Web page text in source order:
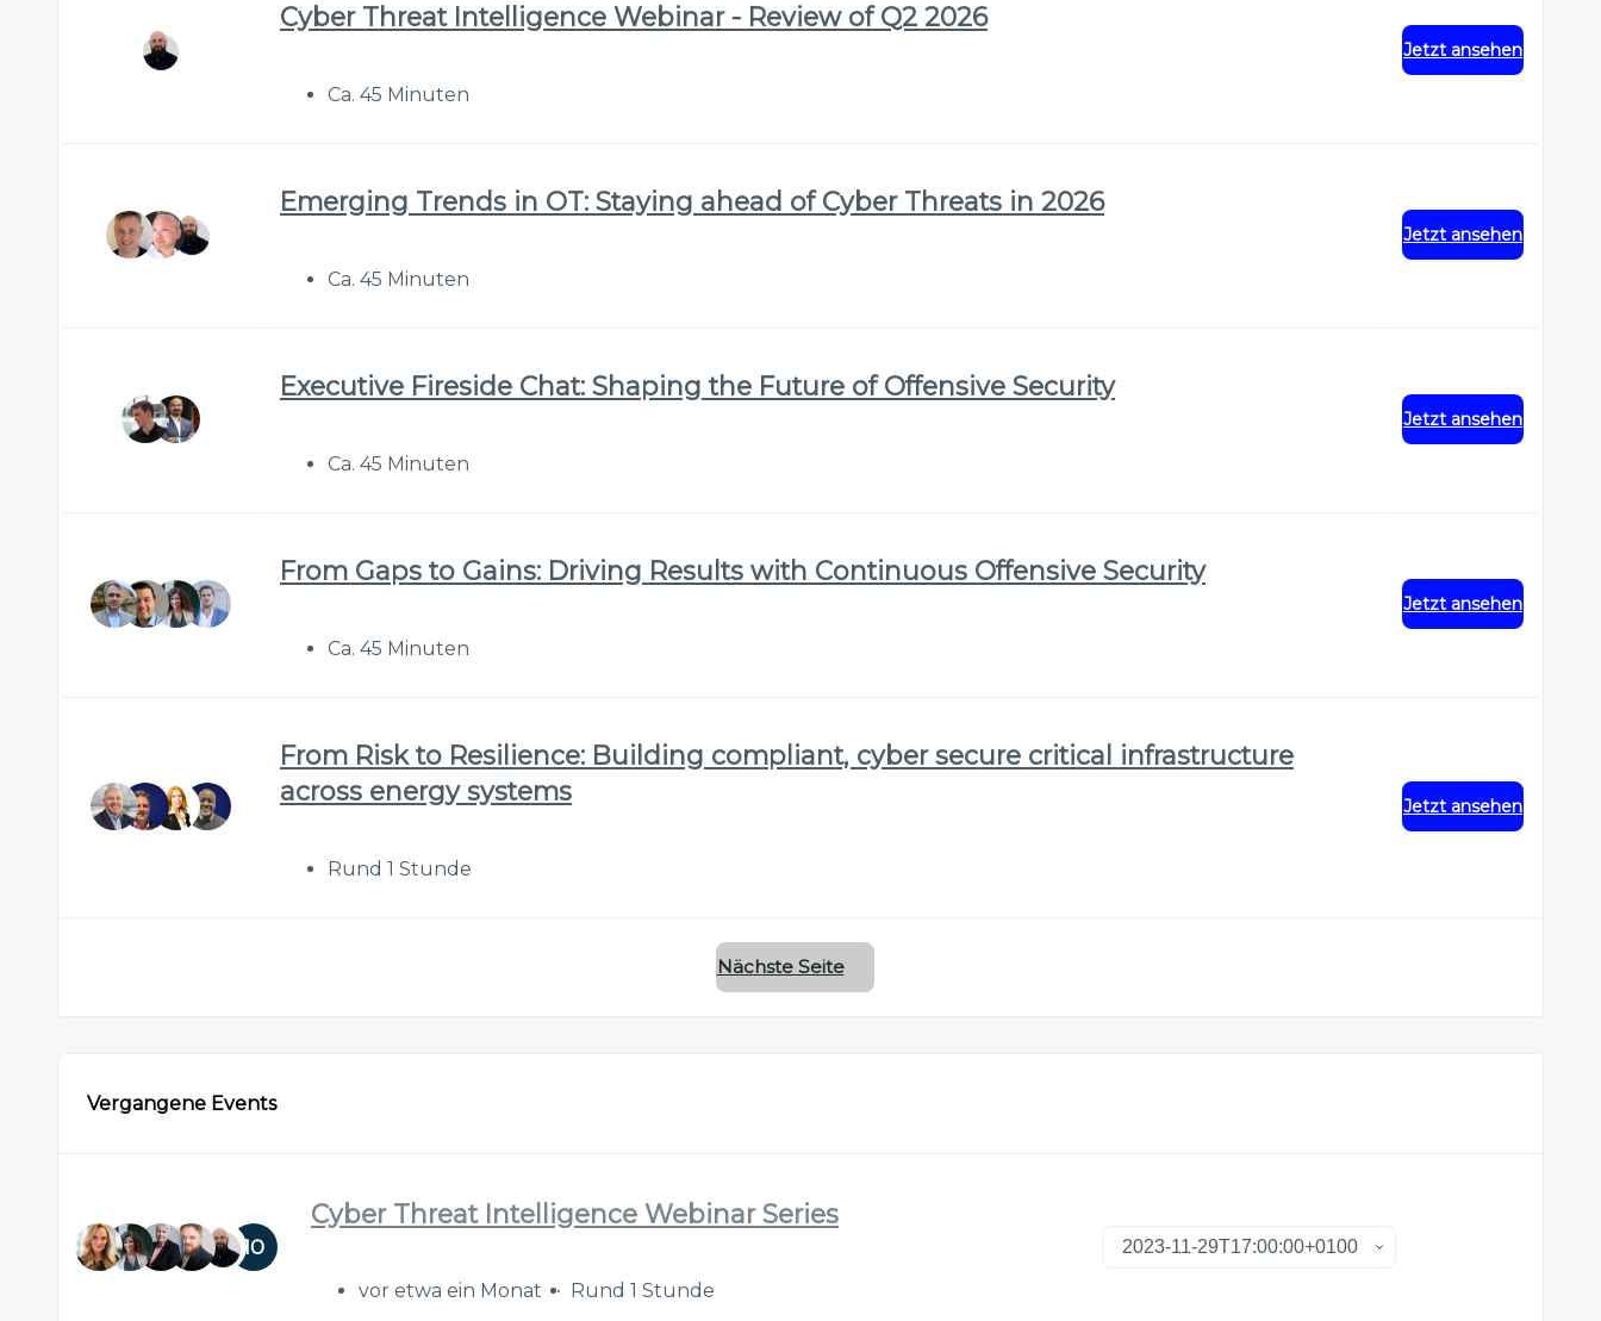
Cyber Threat Intelligence Webinar - Review of Q2 2026
Ca. 45 Minuten
Jetzt ansehen
Emerging Trends in OT: Staying ahead of Cyber Threats in 2026
Ca. 45 Minuten
Jetzt ansehen
Executive Fireside Chat: Shaping the Future of Offensive Security
Ca. 45 Minuten
Jetzt ansehen
From Gaps to Gains: Driving Results with Continuous Offensive Security
Ca. 45 Minuten
Jetzt ansehen
From Risk to Resilience: Building compliant, cyber secure critical infrastructure
across energy systems
Rund 1 Stunde
Jetzt ansehen
Nächste Seite
Vergangene Events
10
Cyber Threat Intelligence Webinar Series
vor etwa ein Monat Rund 1 Stunde